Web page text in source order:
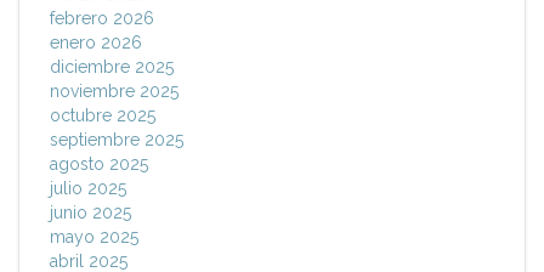
febrero 2026
enero 2026
diciembre 2025
noviembre 2025
octubre 2025
septiembre 2025
agosto 2025
julio 2025
junio 2025
mayo 2025
abril 2025